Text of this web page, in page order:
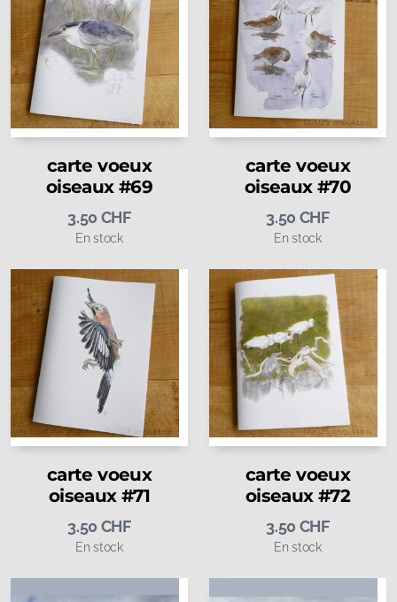
carte voeux
oiseaux #69
3.50 CHF
En stock
carte voeux
oiseaux #70
3.50 CHF
En stock
carte voeux
oiseaux #71
3.50 CHF
En stock
carte voeux
oiseaux #72
3.50 CHF
En stock